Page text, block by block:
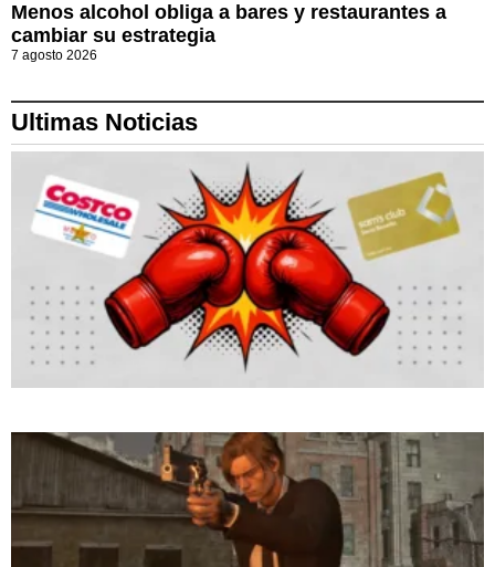
Menos alcohol obliga a bares y restaurantes a
cambiar su estrategia
7 agosto 2026
Ultimas Noticias